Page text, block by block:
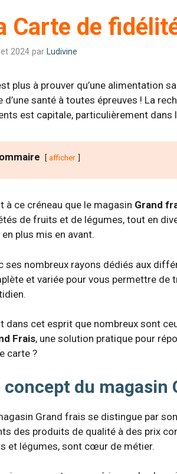
Carte de
2024 par Ludivine
plus à prouver qu’une alimentation
d’une santé à toutes épreuves ! La
est capitale, particulièrement
afficher
à ce créneau que le magasin Grand
de fruits et de légumes, tout en
en plus mis en avant.
ses nombreux rayons dédiés aux
et variée pour vous permettre de
dans cet esprit que nombreux sont
Frais, une solution pratique pour
carte ?
concept du magasin
Grand frais se distingue par
des produits de qualité à des prix
et légumes, sont cœur de métier.